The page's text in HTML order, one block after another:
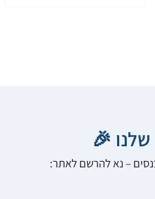
🎉
– נא להרשם לאתר: